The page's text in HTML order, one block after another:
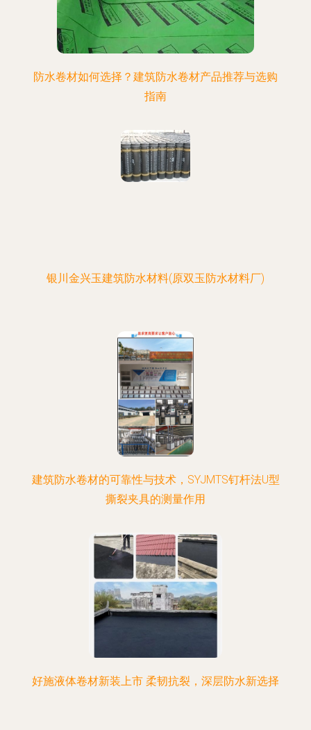
防水卷材如何选择？建筑防水卷材产品推荐与选购
指南
银川金兴玉建筑防水材料(原双玉防水材料厂)
建筑防水卷材的可靠性与技术，SYJMTS钉杆法U型
撕裂夹具的测量作用
好施液体卷材新装上市 柔韧抗裂，深层防水新选择